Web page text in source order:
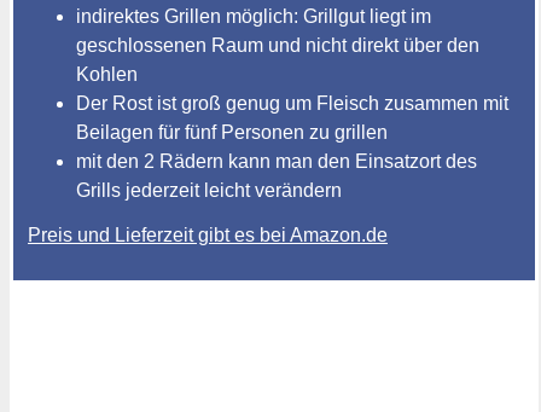
indirektes Grillen möglich: Grillgut liegt im
geschlossenen Raum und nicht direkt über den
Kohlen
Der Rost ist groß genug um Fleisch zusammen mit
Beilagen für fünf Personen zu grillen
mit den 2 Rädern kann man den Einsatzort des
Grills jederzeit leicht verändern
Preis und Lieferzeit gibt es bei Amazon.de